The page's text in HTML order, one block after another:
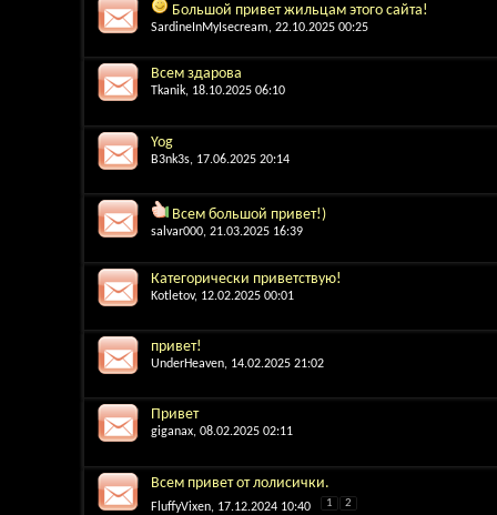
Большой привет жильцам этого сайта!
SardineInMyIsecream, 22.10.2025 00:25
Всем здарова
Tkanik, 18.10.2025 06:10
Yog
B3nk3s, 17.06.2025 20:14
Всем большой привет!)
salvar000, 21.03.2025 16:39
Категорически приветствую!
Kotletov, 12.02.2025 00:01
привет!
UnderHeaven, 14.02.2025 21:02
Привет
giganax, 08.02.2025 02:11
Всем привет от лолисички.
FluffyVixen, 17.12.2024 10:40 1 2